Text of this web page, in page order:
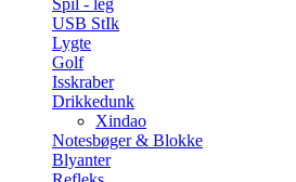
Spil - leg
USB StIk
Lygte
Golf
Isskraber
Drikkedunk
Xindao
Notesbøger & Blokke
Blyanter